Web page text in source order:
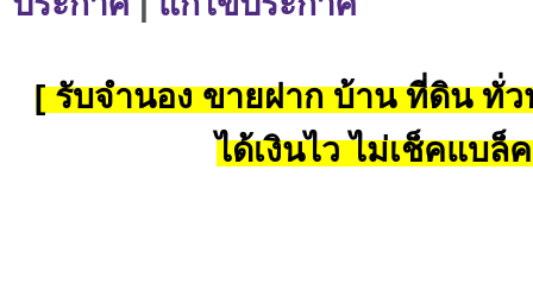
[ รับจำนอง ขายฝาก บ้าน ที่ดิน ทั่ว
ได้เงินไว ไม่เช็คแบล็